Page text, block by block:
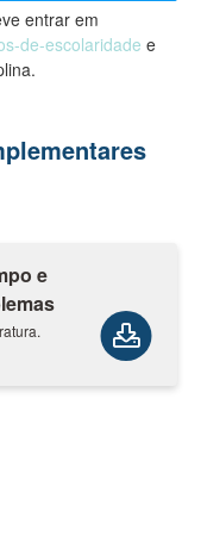
entrar em
de-escolaridade e
e